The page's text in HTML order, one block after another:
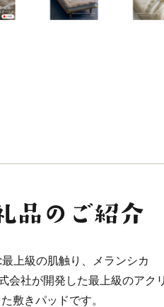
上級の肌触り、メランシカ
会社が開発した最上級のアク
敷きパッドです。